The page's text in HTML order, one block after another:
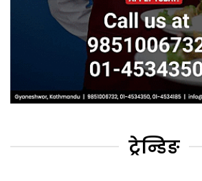
ट्रेन्डिङ